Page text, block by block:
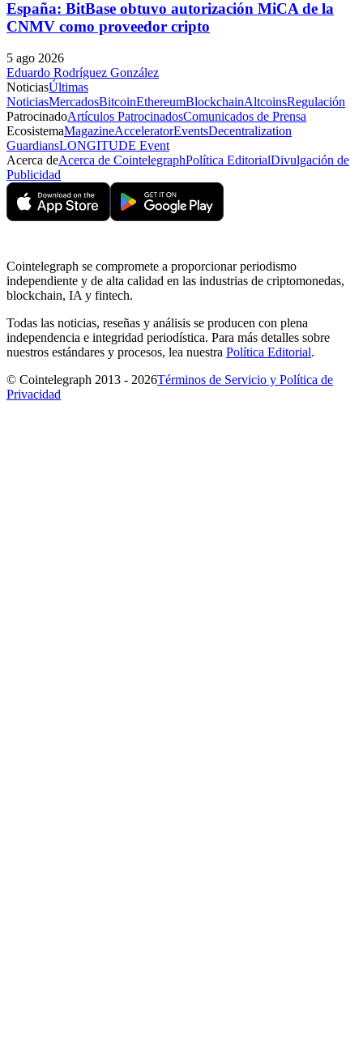
España: BitBase obtuvo autorización MiCA de la
CNMV como proveedor cripto
5 ago 2026
Eduardo Rodríguez González
NoticiasÚltimas
NoticiasMercadosBitcoinEthereumBlockchainAltcoinsRegulación
PatrocinadoArtículos PatrocinadosComunicados de Prensa
EcosistemaMagazineAcceleratorEventsDecentralization
GuardiansLONGITUDE Event
Acerca deAcerca de CointelegraphPolítica EditorialDivulgación de
Publicidad
Cointelegraph se compromete a proporcionar periodismo
independiente y de alta calidad en las industrias de criptomonedas,
blockchain, IA y fintech.
Todas las noticias, reseñas y análisis se producen con plena
independencia e integridad periodística. Para más detalles sobre
nuestros estándares y procesos, lea nuestra Política Editorial.
© Cointelegraph 2013 - 2026Términos de Servicio y Política de
Privacidad